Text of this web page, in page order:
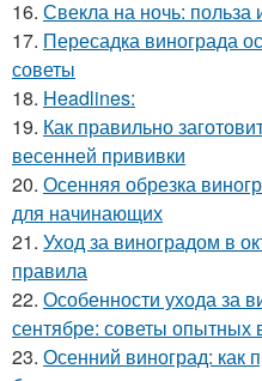
16. Свекла на ночь: польза
17. Пересадка винограда
советы
18. Headlines:
19. Как правильно
весенней прививки
20. Осенняя обрезка
для начинающих
21. Уход за виноградом в
правила
22. Особенности ухода за
сентябре: советы опытных
23. Осенний виноград: как